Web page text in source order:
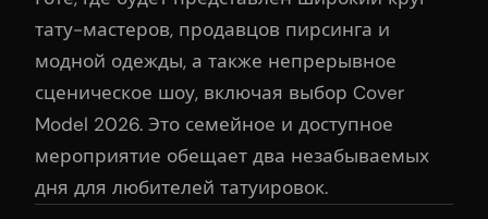
тату-мастеров, продавцов пирсинга и
модной одежды, а также непрерывное
сценическое шоу, включая выбор Cover
Model 2026. Это семейное и доступное
мероприятие обещает два незабываемых
дня для любителей татуировок.